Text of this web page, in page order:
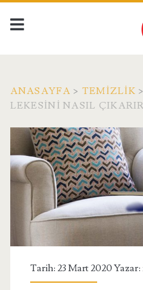
ANASAYFA > TEMIZLIK >
LEKESINI NASIL
Tarih: 23 Mart 2020 Yazar: